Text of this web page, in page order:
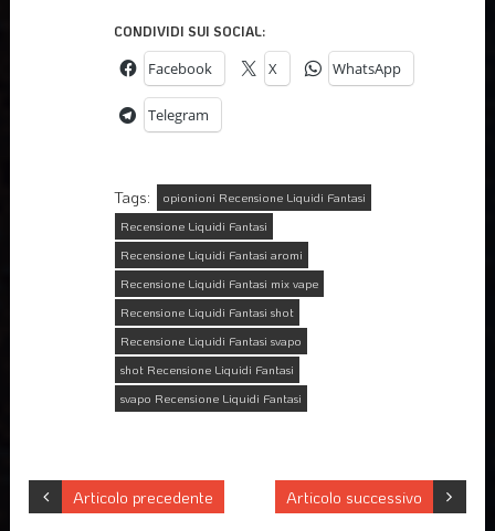
CONDIVIDI SUI SOCIAL:
Facebook X WhatsApp
Telegram
Tags:
opionioni Recensione Liquidi Fantasi
Recensione Liquidi Fantasi
Recensione Liquidi Fantasi aromi
Recensione Liquidi Fantasi mix vape
Recensione Liquidi Fantasi shot
Recensione Liquidi Fantasi svapo
shot Recensione Liquidi Fantasi
svapo Recensione Liquidi Fantasi
Articolo successivo
Articolo precedente